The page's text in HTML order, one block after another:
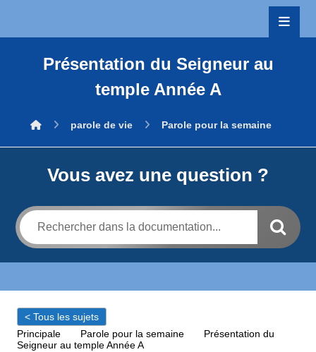
Présentation du Seigneur au
temple Année A
parole de vie Parole pour la semaine
Vous avez une question ?
< Tous les sujets
Principale
Parole pour la semaine
Présentation du
Seigneur au temple Année A